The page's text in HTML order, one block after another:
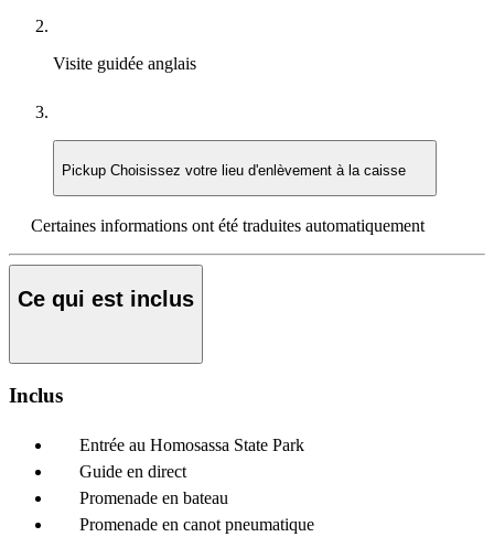
Visite guidée anglais
Pickup Choisissez votre lieu d'enlèvement à la caisse
Certaines informations ont été traduites automatiquement
Ce qui est inclus
Inclus
Entrée au Homosassa State Park
Guide en direct
Promenade en bateau
Promenade en canot pneumatique